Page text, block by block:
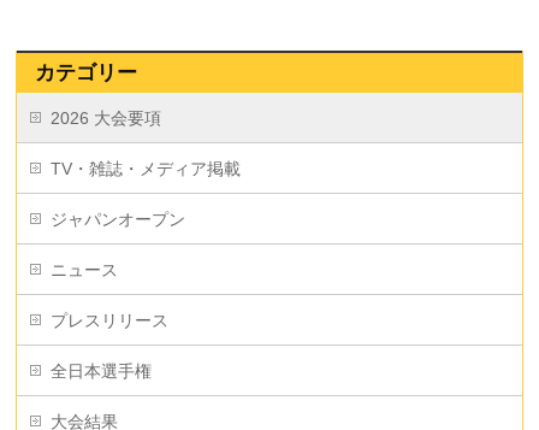
カテゴリー
2026 大会要項
TV・雑誌・メディア掲載
ジャパンオープン
ニュース
プレスリリース
全日本選手権
大会結果